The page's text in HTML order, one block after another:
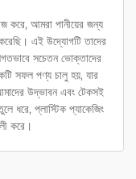
করে, আমরা পানীয়ের জন্য
এই উদ্যোগটি তাদের
সচেতন ভোক্তাদের
সফল পণ্য চালু হয়, যার
উদ্ভাবন এবং টেকসই
ধরে, প্লাস্টিক প্যাকেজিং
করে।